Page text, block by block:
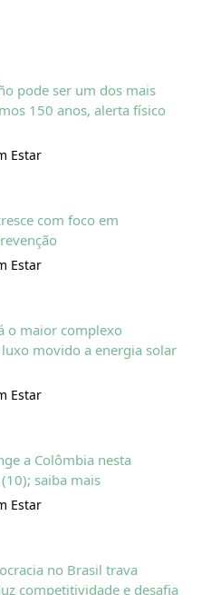
pode ser um dos mais
150 anos, alerta físico
Estar
com foco em
Estar
o maior complexo
movido a energia solar
Estar
a Colômbia nesta
saiba mais
Estar
no Brasil trava
competitividade e desafia